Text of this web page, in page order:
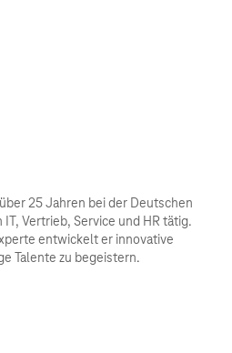
25 Jahren bei der Deutschen
IT, Vertrieb, Service und HR tätig.
entwickelt er innovative
Talente zu begeistern.